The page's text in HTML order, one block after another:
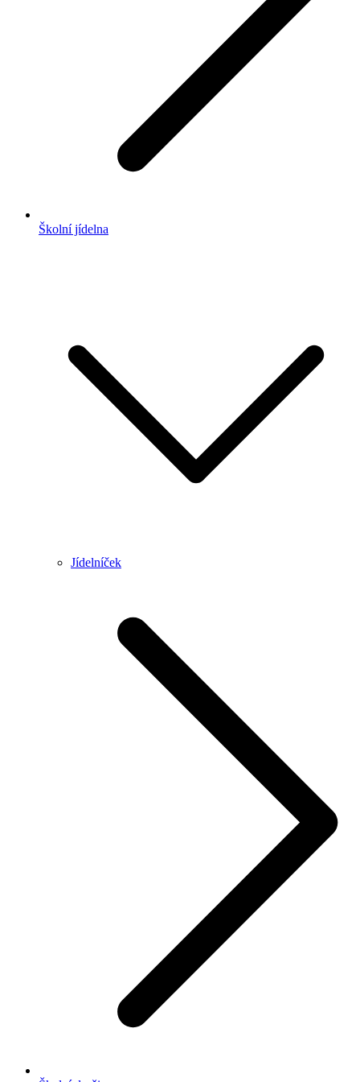
Školní jídelna
Jídelníček